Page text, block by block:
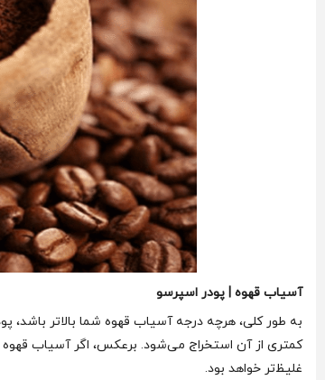
آسیاب قهوه | پودر اسپرسو
به طور کلی، هرچه درجه آسیاب قهوه شما بالاتر
کمتری از آن استخراج می‌شود. برعکس، اگر آسیاب قهوه
غلیظ‌تر خواهد بود.